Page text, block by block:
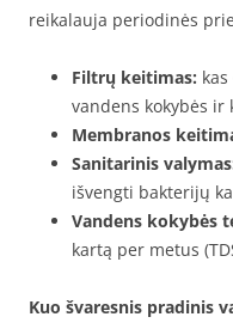
reikalauja periodinės
Filtrų keitimas:
vandens kokybės ir
Membranos
Sanitarinis
išvengti bakterijų
Vandens kokybės
kartą per metus
Kuo švaresnis pradinis